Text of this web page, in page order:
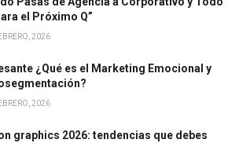
el Próximo Q”
2026
¿Qué es el Marketing Emocional y
2026
graphics 2026: tendencias que debes